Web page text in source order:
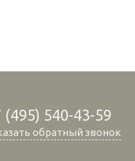
540-43-59
обратный звонок